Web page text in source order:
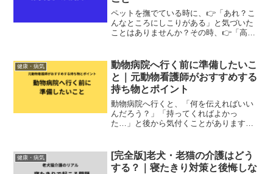
ペットを撫でている時に、👉「あれ？こ
んなところにしこりがある」と気づいた
ことはありませんか？その時、👉「高齢
くありません。ですが、元動物看護師と
して働いていた経験から言...
健康・病気
動物病院へ行く前に準備したいこ
と｜元動物看護師がおすすめする
持ち物とポイント
動物病院へ行くと、「何を伝えればいい
んだろう？」「持ってくればよかっ
た…」と後から気付くことがあります。
がることもあります。今回は、元動物看
護師としておすすめしたい「動...
健康・病気
[完全版]老犬・老猫の介護はどう
する？｜寝たきり対策と後悔しな